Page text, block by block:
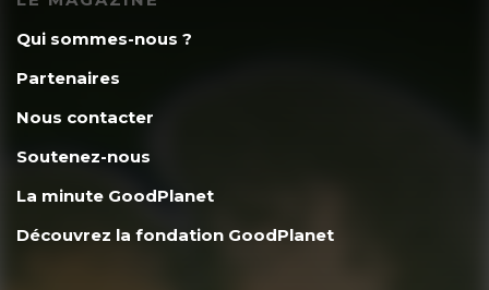
Qui sommes-nous ?
Partenaires
Nous contacter
Soutenez-nous
La minute GoodPlanet
Découvrez la fondation GoodPlanet